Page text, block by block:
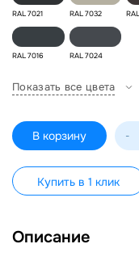
RAL 7021 RAL 7032
RAL 7016 RAL 7024
Показать все цвета
В корзину -
Купить в 1 клик
Описание